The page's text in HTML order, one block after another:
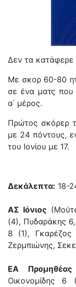
Δεν τα κατάφερε
Με σκορ 60-80
σε ένα ματς που
α΄ μέρος.
Πρώτος σκόρερ
με 24 πόντους,
του Ιονίου με 17.
Δεκάλεπτα: 18-
ΑΣ Ιόνιος
(4), Πυδαράκης 6,
8 (1),
Ζερμπιώνης,
ΕΑ
Οικονομίδης